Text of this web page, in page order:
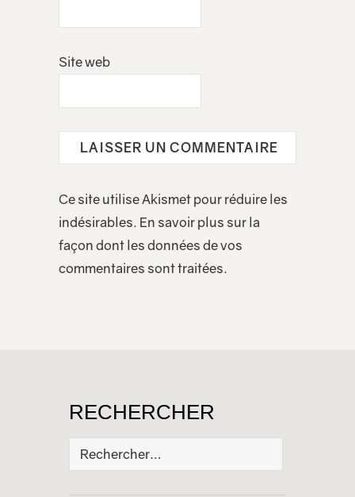
Site web
Ce site utilise Akismet pour réduire les
indésirables. En savoir plus sur la
façon dont les données de vos
commentaires sont traitées.
RECHERCHER
Rechercher :